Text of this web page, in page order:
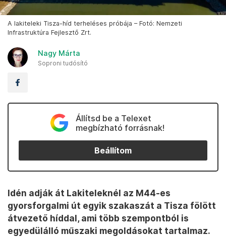
A lakiteleki Tisza-híd terheléses próbája – Fotó: Nemzeti
Infrastruktúra Fejlesztő Zrt.
Nagy Márta
Soproni tudósító
Állítsd be a Telexet
megbízható forrásnak!
Beállítom
Idén adják át Lakiteleknél az M44-es
gyorsforgalmi út egyik szakaszát a Tisza fölött
átvezető híddal, ami több szempontból is
egyedülálló műszaki megoldásokat tartalmaz.